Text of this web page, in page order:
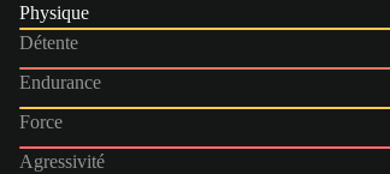
Physique
Détente
Endurance
Force
Agressivité